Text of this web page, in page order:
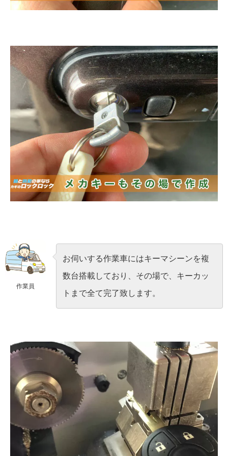
作業員
お伺いする作業車にはキーマシーンを複
数台搭載しており、その場で、キーカッ
トまで全て完了致します。